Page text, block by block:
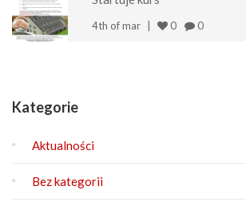
4th of mar 0 0
Kategorie
Aktualności
Bez kategorii